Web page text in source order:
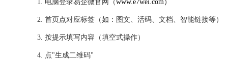
电脑登录易企微官网（www.e7wei.com）
首页点对应标签（如：图文、活码、文档、智能链接等）
按提示填写内容（填空式操作）
点"生成二维码"